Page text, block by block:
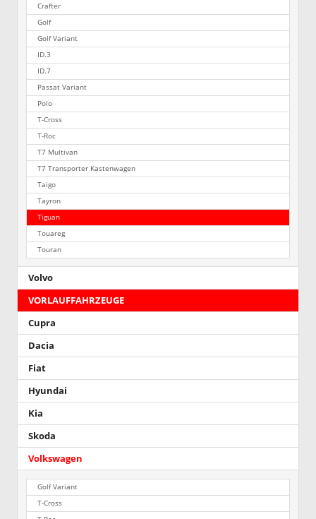
Crafter
Golf
Golf Variant
ID.3
ID.7
Passat Variant
Polo
T-Cross
T-Roc
T7 Multivan
T7 Transporter Kastenwagen
Taigo
Tayron
Tiguan
Touareg
Touran
Volvo
VORLAUFFAHRZEUGE
Cupra
Dacia
Fiat
Hyundai
Kia
Skoda
Volkswagen
Golf Variant
T-Cross